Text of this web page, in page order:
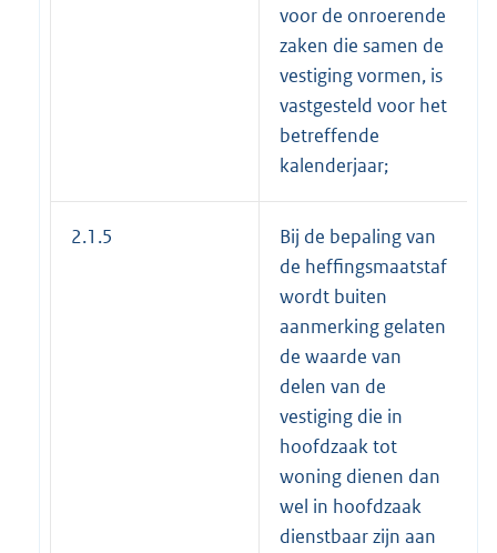
voor de onroerende
zaken die samen de
vestiging vormen, is
vastgesteld voor het
betreffende
kalenderjaar;
2.1.5
Bij de bepaling van
de heffingsmaatstaf
wordt buiten
aanmerking gelaten
de waarde van
delen van de
vestiging die in
hoofdzaak tot
woning dienen dan
wel in hoofdzaak
dienstbaar zijn aan